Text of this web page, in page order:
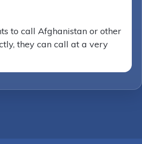
to call Afghanistan or other
they can call at a very